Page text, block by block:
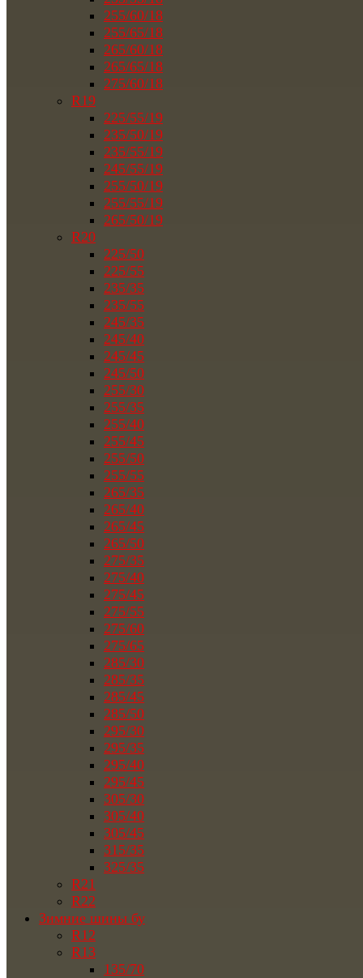
255/60/18
255/65/18
265/60/18
265/65/18
275/60/18
R19
225/55/19
235/50/19
235/55/19
245/55/19
255/50/19
255/55/19
265/50/19
R20
225/50
225/55
235/35
235/55
245/35
245/40
245/45
245/50
255/30
255/35
255/40
255/45
255/50
255/55
265/35
265/40
265/45
265/50
275/35
275/40
275/45
275/55
275/60
275/65
285/30
285/35
285/45
285/50
295/30
295/35
295/40
295/45
305/30
305/40
305/45
315/35
325/35
R21
R22
Зимние шины бу
R12
R13
135/70